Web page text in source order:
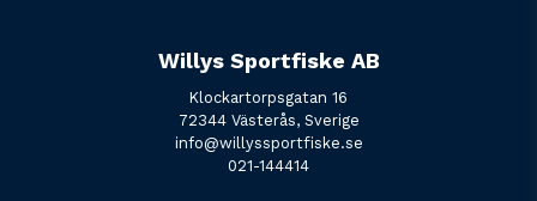
Willys Sportfiske AB
Klockartorpsgatan 16
72344 Västerås, Sverige
info@willyssportfiske.se
021-144414